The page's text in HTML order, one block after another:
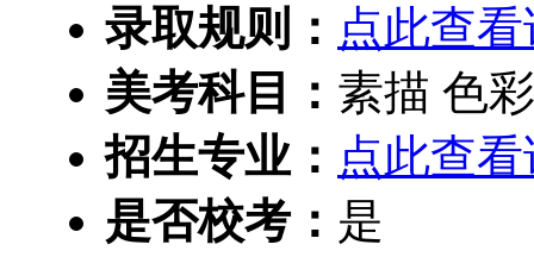
录取规则： 点此查
美考科目： 素描 色
招生专业： 点此查
是否校考： 是